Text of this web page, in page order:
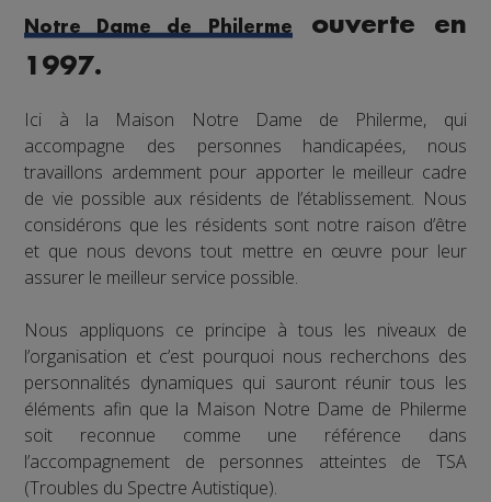
Notre Dame de Philerme
ouverte en
1997.
Ici à la Maison Notre Dame de Philerme, qui
accompagne des personnes handicapées, nous
travaillons ardemment pour apporter le meilleur cadre
de vie possible aux résidents de l’établissement. Nous
considérons que les résidents sont notre raison d’être
et que nous devons tout mettre en œuvre pour leur
assurer le meilleur service possible.
Nous appliquons ce principe à tous les niveaux de
l’organisation et c’est pourquoi nous recherchons des
personnalités dynamiques qui sauront réunir tous les
éléments afin que la Maison Notre Dame de Philerme
soit reconnue comme une référence dans
l’accompagnement de personnes atteintes de TSA
(Troubles du Spectre Autistique).